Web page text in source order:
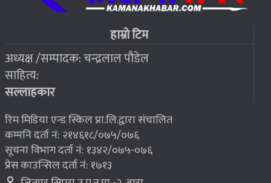
फोरम सुनसरीको अध्यक्षमा खत्वे विजयी
२०७६ बैशाख १३, शुक्रबार
८ भूकम्प पीडितलाई घर निर्माण गर्न लालपुर्जा
हाम्रो टिम
अध्यक्ष /सम्पादक: चन्द्रलाल पौडेल
साहित्य:
सल्लाहकार
रिम मिडिया एन्ड स्किल प्रा.लि.द्वारा संचालित
कम्पनि दर्ता नं: २१४६१८/०७५/०७६
सूचना विभाग दर्ता नं: १३४२/०७५-०७६
प्रेस काउन्सिल दर्ता नं: १७१३